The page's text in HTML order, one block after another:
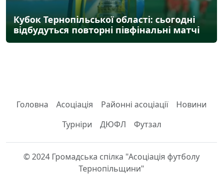
Кубок Тернопільської області: сьогодні
відбудуться повторні півфінальні матчі
Головна Асоціація Районні асоціації
Новини
Турніри
ДЮФЛ Футзал
© 2024 Громадська спілка "Асоціація футболу
Тернопільщини"